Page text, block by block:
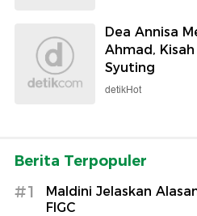
Dea Annisa
Ahmad,
Syuting
detikHot
Berita Terpopuler
#1
Maldini Jelaskan
FIGC